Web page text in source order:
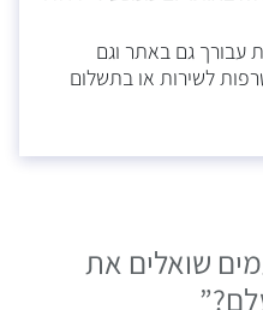
עבורך גם באתר וגם
לשירות או בתשלום
שואלים את